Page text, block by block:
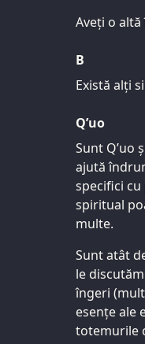
Aveți o
B
Există alți
Q’uo
Sunt Q’uo
ajută
specifici
spiritual
multe.
Sunt atât
le
îngeri
esențe ale
totemurile